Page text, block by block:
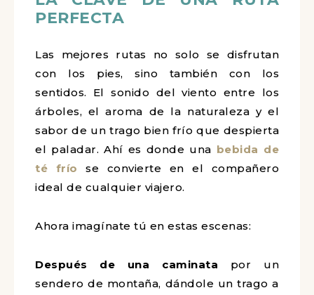
PERFECTA
Las mejores rutas no solo se disfrutan
con los pies, sino también con los
sentidos. El sonido del viento entre los
árboles, el aroma de la naturaleza y el
sabor de un trago bien frío que despierta
el paladar. Ahí es donde una bebida de
té frío se convierte en el compañero
ideal de cualquier viajero.
Ahora imagínate tú en estas escenas:
Después de una caminata por un
sendero de montaña, dándole un trago a